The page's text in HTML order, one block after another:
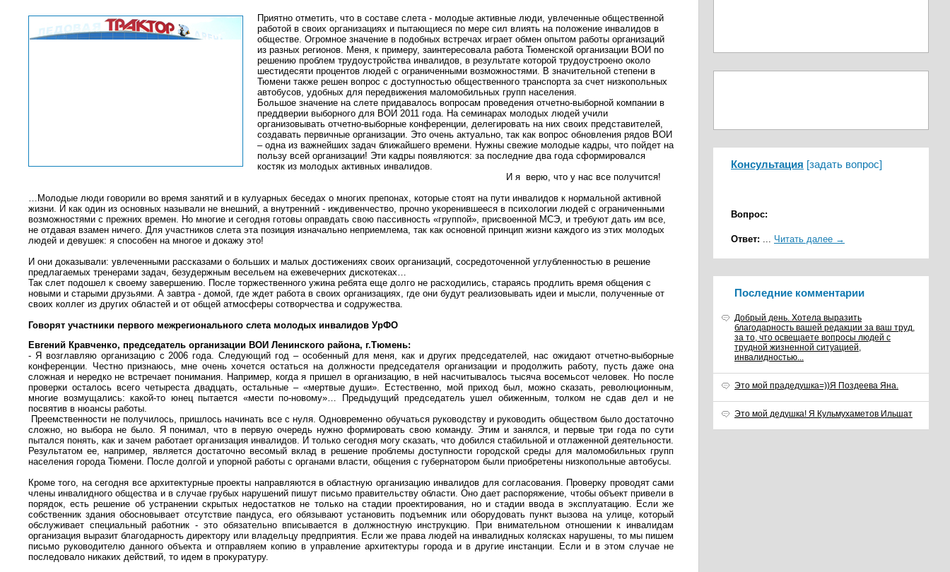
Приятно отметить, что в составе слета - молодые активные люди, увлеченные общественной
работой в своих организациях и пытающиеся по мере сил влиять на положение инвалидов в
обществе. Огромное значение в подобных встречах играет обмен опытом работы организаций
из разных регионов. Меня, к примеру, заинтересовала работа Тюменской организации ВОИ по
решению проблем трудоустройства инвалидов, в результате которой трудоустроено около
шестидесяти процентов людей с ограниченными возможностями. В значительной степени в
Тюмени также решен вопрос с доступностью общественного транспорта за счет низкопольных
автобусов, удобных для передвижения маломобильных групп населения.
Большое значение на слете придавалось вопросам проведения отчетно-выборной компании в
преддверии выборного для ВОИ 2011 года. На семинарах молодых людей учили
организовывать отчетно-выборные конференции, делегировать на них своих представителей,
создавать первичные организации. Это очень актуально, так как вопрос обновления рядов ВОИ
– одна из важнейших задач ближайшего времени. Нужны свежие молодые кадры, что пойдет на
пользу всей организации! Эти кадры появляются: за последние два года сформировался
костяк из молодых активных инвалидов.
И я верю, что у нас все получится!
…Молодые люди говорили во время занятий и в кулуарных беседах о многих препонах, которые стоят на пути инвалидов к нормальной активной
жизни. И как один из основных называли не внешний, а внутренний - иждивенчество, прочно укоренившееся в психологии людей с ограниченными
возможностями с прежних времен. Но многие и сегодня готовы оправдать свою пассивность «группой», присвоенной МСЭ, и требуют дать им все,
не отдавая взамен ничего. Для участников слета эта позиция изначально неприемлема, так как основной принцип жизни каждого из этих молодых
людей и девушек: я способен на многое и докажу это!
И они доказывали: увлеченными рассказами о больших и малых достижениях своих организаций, сосредоточенной углубленностью в решение
предлагаемых тренерами задач, безудержным весельем на ежевечерних дискотеках…
Так слет подошел к своему завершению. После торжественного ужина ребята еще долго не расходились, стараясь продлить время общения с
новыми и старыми друзьями. А завтра - домой, где ждет работа в своих организациях, где они будут реализовывать идеи и мысли, полученные от
своих коллег из других областей и от общей атмосферы сотворчества и содружества.
Говорят участники первого межрегионального слета молодых инвалидов УрФО
Евгений Кравченко, председатель организации ВОИ Ленинского района, г.Тюмень:
- Я возглавляю организацию с 2006 года. Следующий год – особенный для меня, как и других председателей, нас ожидают отчетно-выборные
конференции. Честно признаюсь, мне очень хочется остаться на должности председателя организации и продолжить работу, пусть даже она
сложная и нередко не встречает понимания. Например, когда я пришел в организацию, в ней насчитывалось тысяча восемьсот человек. Но после
проверки осталось всего четыреста двадцать, остальные – «мертвые души». Естественно, мой приход был, можно сказать, революционным,
многие возмущались: какой-то юнец пытается «мести по-новому»… Предыдущий председатель ушел обиженным, толком не сдав дел и не
посвятив в нюансы работы.
Преемственности не получилось, пришлось начинать все с нуля. Одновременно обучаться руководству и руководить обществом было достаточно
сложно, но выбора не было. Я понимал, что в первую очередь нужно формировать свою команду. Этим и занялся, и первые три года по сути
пытался понять, как и зачем работает организация инвалидов. И только сегодня могу сказать, что добился стабильной и отлаженной деятельности.
Результатом ее, например, является достаточно весомый вклад в решение проблемы доступности городской среды для маломобильных групп
населения города Тюмени. После долгой и упорной работы с органами власти, общения с губернатором были приобретены низкопольные автобусы.
Кроме того, на сегодня все архитектурные проекты направляются в областную организацию инвалидов для согласования. Проверку проводят сами
члены инвалидного общества и в случае грубых нарушений пишут письмо правительству области. Оно дает распоряжение, чтобы объект привели в
порядок, есть решение об устранении скрытых недостатков не только на стадии проектирования, но и стадии ввода в эксплуатацию. Если же
собственник здания обосновывает отсутствие пандуса, его обязывают установить подъемник или оборудовать пункт вызова на улице, который
обслуживает специальный работник - это обязательно вписывается в должностную инструкцию. При внимательном отношении к инвалидам
организация выразит благодарность директору или владельцу предприятия. Если же права людей на инвалидных колясках нарушены, то мы пишем
письмо руководителю данного объекта и отправляем копию в управление архитектуры города и в другие инстанции. Если и в этом случае не
последовало никаких действий, то идем в прокуратуру.
Консультация [задать вопрос]
Вопрос:
Ответ: ... Читать далее →
Последние комментарии
Добрый день. Хотела выразить
благодарность вашей редакции за ваш труд,
за то, что освещаете вопросы людей с
трудной жизненной ситуацией,
инвалидностью...
Это мой прадедушка=))Я Поздеева Яна.
Это мой дедушка! Я Кульмухаметов Ильшат